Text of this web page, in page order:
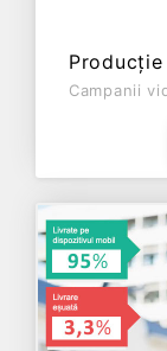
Campanii